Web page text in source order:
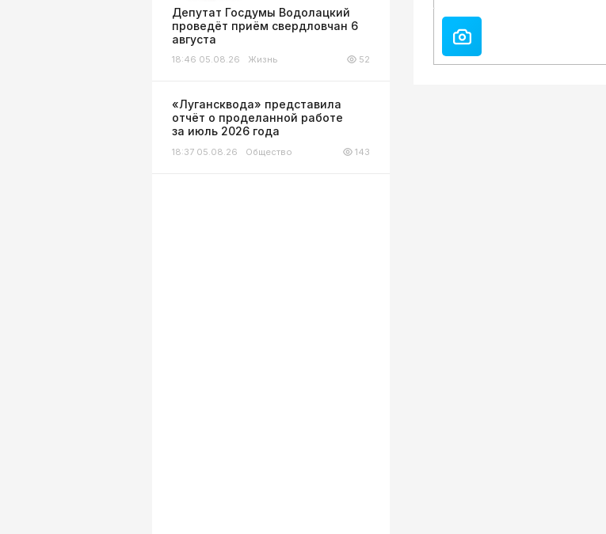
Депутат Госдумы Водолацкий
проведёт приём свердловчан 6
августа
18:46 05.08.26 Жизнь 52
«Лугансквода» представила
отчёт о проделанной работе
за июль 2026 года
18:37 05.08.26 Общество 143